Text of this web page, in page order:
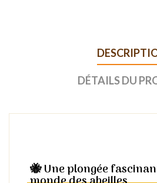
DÉTAILS DU
🐝 Une plongée